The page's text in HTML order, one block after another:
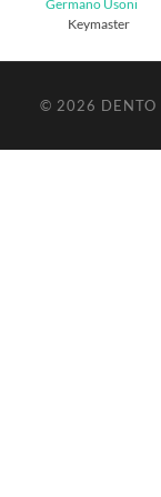
Germano Usoni
Keymaster
© 2026 DENTO